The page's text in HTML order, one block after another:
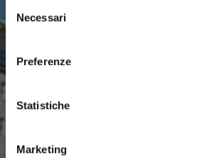
delNecessari
Preferenze
Statistiche
Marketing
2026
PROGRAM